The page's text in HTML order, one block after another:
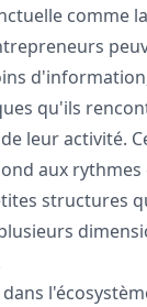
comme
qu'ils
leur activité.
aux rythmes
structures